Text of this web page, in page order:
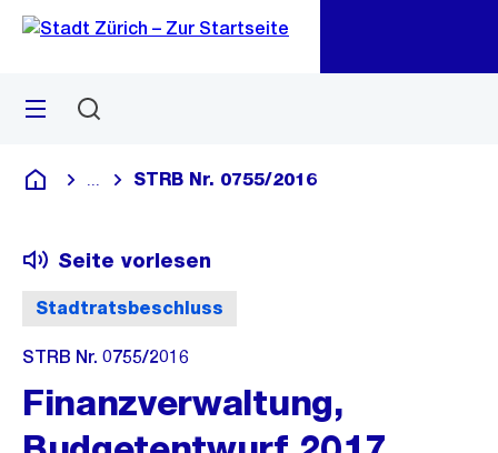
Navigation
Sprunglink
Menü
Deutsch
Blende alle Breadcrumbs ein
STRB Nr. 0755/2016
Stadtratsbeschluss
Seite vorlesen
STRB Nr. 0755/2016
Finanzverwaltung,